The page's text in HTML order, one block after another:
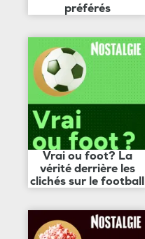
préférés
Vrai ou foot? La
vérité derrière les
clichés sur le football